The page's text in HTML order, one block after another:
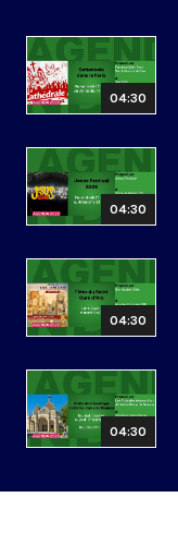
04:30
04:30
04:30
04:30